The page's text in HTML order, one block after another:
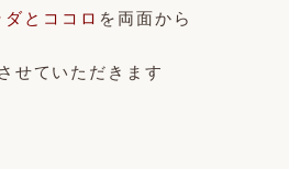
とココロ を両面から
せていただきます